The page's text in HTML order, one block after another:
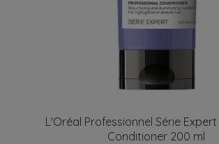
L'Oréal Professionnel Série
Conditioner 200 ml